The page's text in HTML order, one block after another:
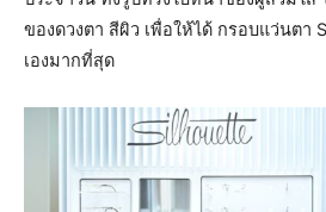
ของดวงตา สีผิว เพื่อให้ได้ กรอบแว่นตา
เองมากที่สุด